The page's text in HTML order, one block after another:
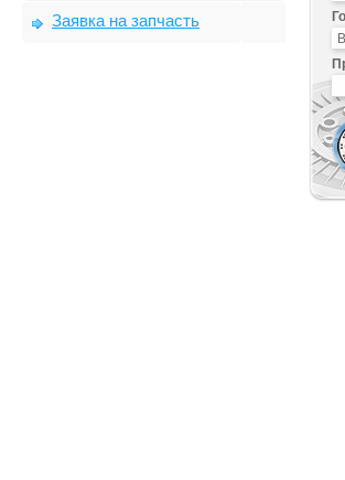
Заявка на запчасть